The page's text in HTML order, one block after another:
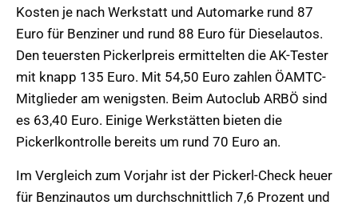
Kosten je nach Werkstatt und Automarke rund 87
Euro für Benziner und rund 88 Euro für Dieselautos.
Den teuersten Pickerlpreis ermittelten die AK-Tester
mit knapp 135 Euro. Mit 54,50 Euro zahlen ÖAMTC-
Mitglieder am wenigsten. Beim Autoclub ARBÖ sind
es 63,40 Euro. Einige Werkstätten bieten die
Pickerlkontrolle bereits um rund 70 Euro an.
Im Vergleich zum Vorjahr ist der Pickerl-Check heuer
für Benzinautos um durchschnittlich 7,6 Prozent und